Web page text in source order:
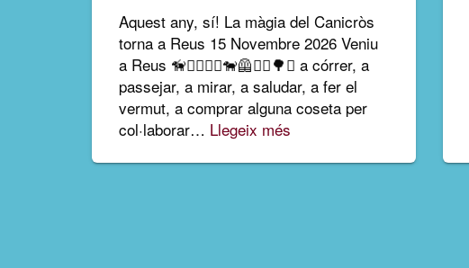
Aquest any, sí! La màgia del Canicròs
torna a Reus 15 Novembre 2026 Veniu
a Reus 🦮🏃‍♀️🏃‍♂️🐕‍🦺🚶‍♀️🌳✨ a córrer, a
passejar, a mirar, a saludar, a fer el
vermut, a comprar alguna coseta per
col·laborar… Llegeix més